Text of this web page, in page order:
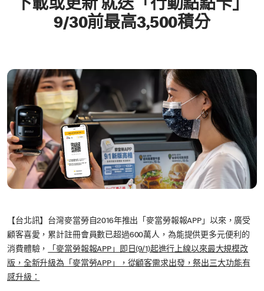
下載或更新 就送「行動點點卡」
9/30前最高3,500積分
【台北訊】台灣麥當勞自2016年推出「麥當勞報報APP」以來，廣受
顧客喜愛，累計註冊會員數已超過600萬人，為能提供更多元便利的
消費體驗，
「麥當勞報報APP」即日(9/1)起進行上線以來最大規模改
版，全新升級為「麥當勞APP」，從顧客需求出發，祭出三大功能有
感升級：